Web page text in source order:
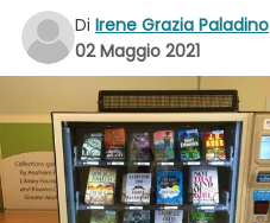
Di Irene Grazia Paladino
02 Maggio 2021